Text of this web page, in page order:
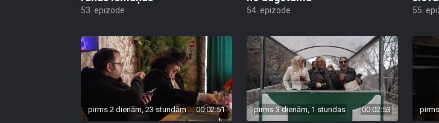
53. epizode 54. epizode 55.
pirms 2 dienām, 23 stundām 00:02:51 pirms 3 dienām, 1 stundas 00:02:53